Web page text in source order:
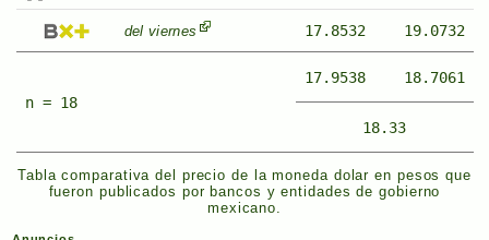
Tabla comparativa del precio de la moneda dolar en pesos que
fueron publicados por bancos y entidades de gobierno
mexicano.
del viernes 17.8532 19.0732
n = 18
17.9538 18.7061
18.33